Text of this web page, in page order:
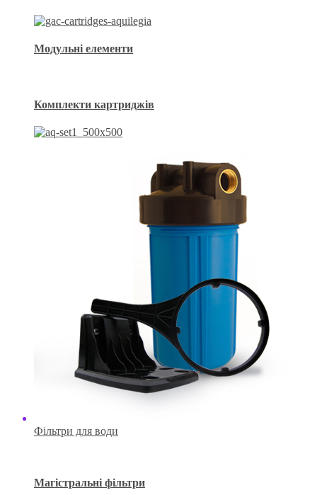
Модульні елементи
Комплекти картриджів
Фільтри для води
Магістральні фільтри